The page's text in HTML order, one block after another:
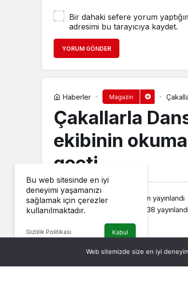
Bir dahaki sefere yorum
adresimi bu tarayıcıya kaydet.
YORUM GÖNDER
Haberler Magazin
Çakallarla
ekibinin
geçti
haberozu
tarafından yayınlandı
7 Temmuz 2026, 12:38 yayınlandı
Bu web sitesinde en iyi
deneyimi yaşamanızı
sağlamak için çerezler
kullanılmaktadır.
Gizlilik Politikası Kabul
Web sitemizde size en iyi